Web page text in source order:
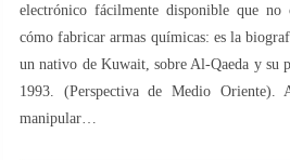
electrónico fácilmente disponible que no
cómo fabricar armas químicas: es la
un nativo de Kuwait, sobre Al-Qaeda y su
1993. (Perspectiva de Medio Oriente).
manipular…